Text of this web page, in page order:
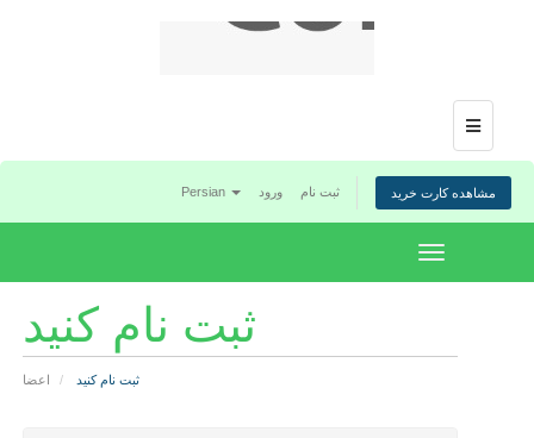
Menu
Persian ورود ثبت نام مشاهده کارت خرید
Toggle
navigation
ثبت نام کنید
اعضا ثبت نام کنید